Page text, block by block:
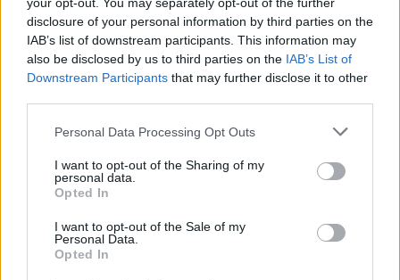
disclosure of your personal information by third parties on the
IAB’s list of downstream participants. This information may
also be disclosed by us to third parties on the IAB’s List of
Downstream Participants that may further disclose it to other
Personal Data Processing Opt Outs
I want to opt-out of the Sharing of my
personal data.
Opted In
I want to opt-out of the Sale of my
Personal Data.
Opted In
Panna és a szép szerelmek mítosza 3.
Képtelenek vagyunk felnőni a felnőtt élet